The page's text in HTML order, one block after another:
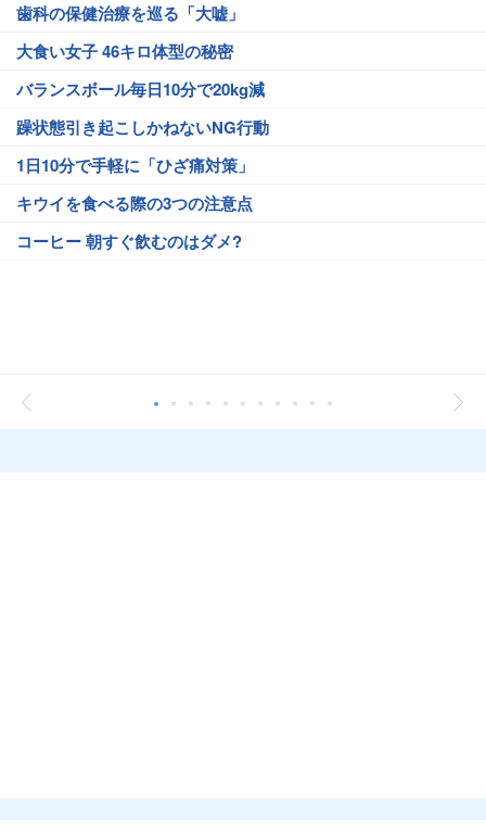
歯科の保健治療を巡る「大嘘」
大食い女子 46キロ体型の秘密
バランスボール毎日10分で20kg減
躁状態引き起こしかねないNG行動
1日10分で手軽に「ひざ痛対策」
キウイを食べる際の3つの注意点
コーヒー 朝すぐ飲むのはダメ?